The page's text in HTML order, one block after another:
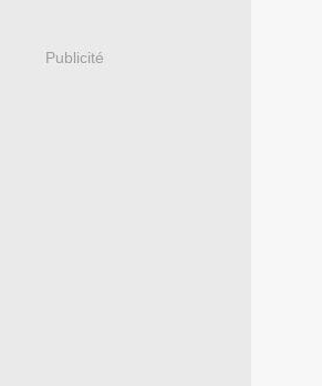
Publicité